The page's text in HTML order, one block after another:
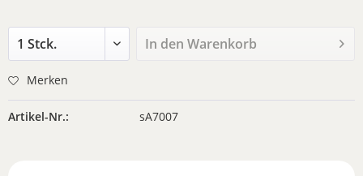
In denWarenkorb
Merken
Artikel-Nr.: sA7007